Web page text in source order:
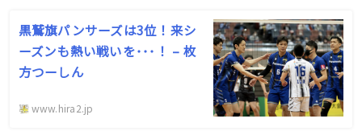
黒鷲旗パンサーズは3位！来シ
ーズンも熱い戦いを･･･！ – 枚
方つーしん
www.hira2.jp